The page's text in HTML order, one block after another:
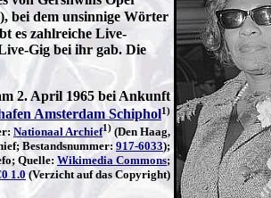
bei dem unsinnige Wörter
es zahlreiche Live-
Gig bei ihr gab. Die
2. April 1965 bei Ankunft
Amsterdam Schiphol1)
Nationaal Archief1) (Den Haag,
Bestandsnummer: 917-6033);
Quelle: Wikimedia Commons;
1.0(Verzicht auf das Copyright)